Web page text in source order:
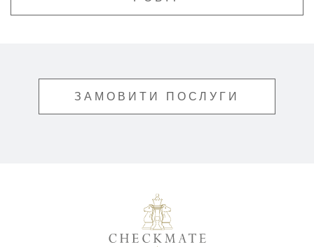
ЗАМОВИТИ ПОСЛУГИ